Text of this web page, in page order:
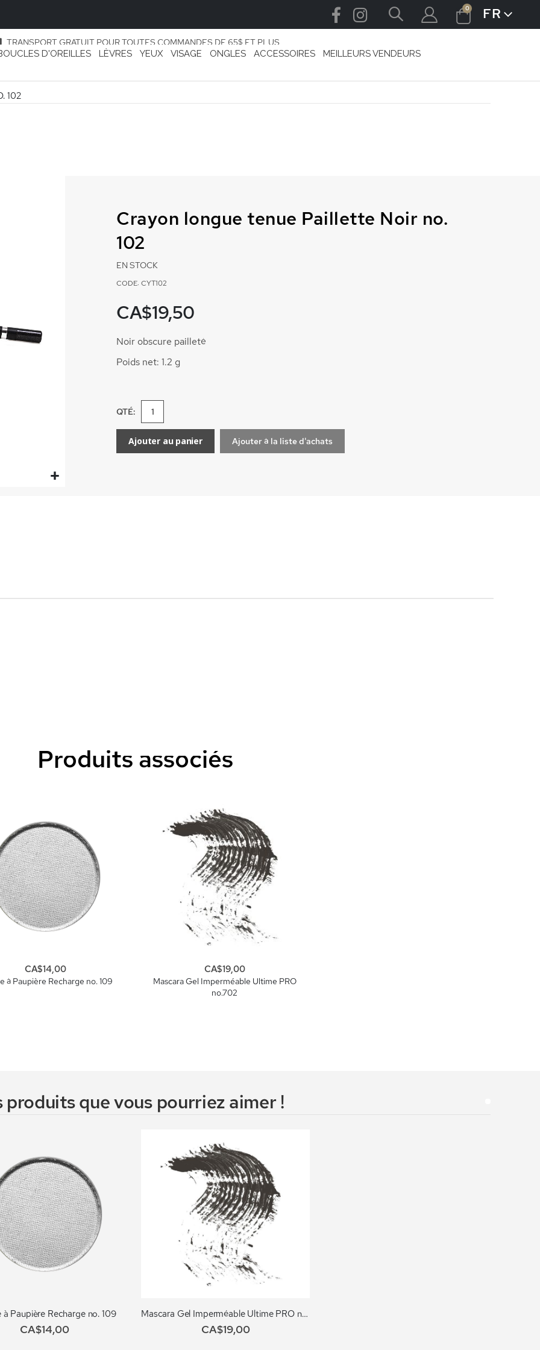
Cart
0articlesLANGUE
FR
TRANSPORT GRATUIT POUR TOUTES COMMANDES DE 65$ ET PLUS
D'OREILLES LÈVRES YEUX VISAGE ONGLES ACCESSOIRES
MEILLEURS VENDEURS
102
Crayon longue tenue Paillette Noir no.
102
EN STOCK
CODE: CYT102
CA$19,50
Noir obscure pailleté
Poids net: 1.2 g
QTÉ:
Ajouter au panier Ajouter à la liste d'achats
Produits associés
à Paupière Recharge no. 109
CA$14,00
Mascara Gel Imperméable Ultime PRO
no.702
CA$19,00
que vous pourriez aimer !
Paupière Recharge no. 109
CA$14,00
Mascara Gel Imperméable Ultime PRO no.702
CA$19,00